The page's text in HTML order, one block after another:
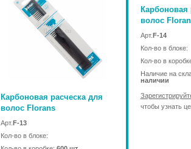
Карбоновая расческа для
волос Florans
Арт.F-13
Кол-во в блоке:
Карбоновая
волос
Арт.F-14
Кол-во в блоке:
Кол-во в
Наличие на
наличии
чтобы узнать